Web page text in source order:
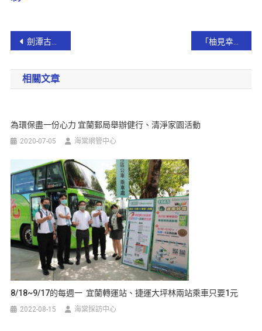
劍潭古寺續捐百萬助弱勢 林姿妙縣長頒贈感謝狀
相關文章
為環保盡一份心力 宜蘭郵局舉辦健行、清淨家園活動
2020-07-05 海棠網管中心
8/18~9/17的每週一 宜蘭轉運站、捷運大坪林兩站乘車只要1元
2022-08-15 海棠採訪中心